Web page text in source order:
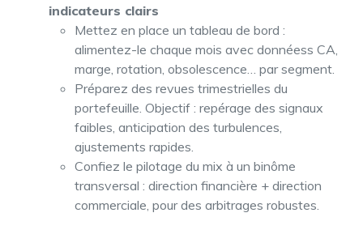
indicateurs clairs
Mettez en place un tableau de bord :
alimentez-le chaque mois avec donnéess CA,
marge, rotation, obsolescence… par segment.
Préparez des revues trimestrielles du
portefeuille. Objectif : repérage des signaux
faibles, anticipation des turbulences,
ajustements rapides.
Confiez le pilotage du mix à un binôme
transversal : direction financière + direction
commerciale, pour des arbitrages robustes.